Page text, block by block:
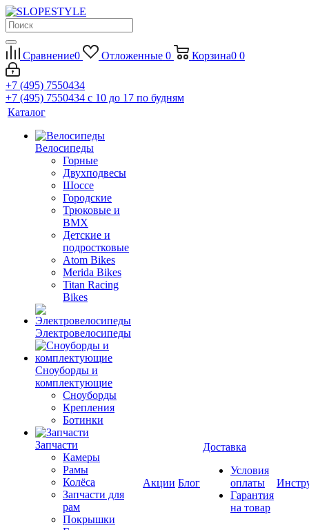
Сравнение0 Отложенные 0 Корзина0 0
+7 (495) 7550434
+7 (495) 7550434 с 10 до 17 по будням
Каталог
Велосипеды
Горные
Двухподвесы
Шоссе
Городские
Трюковые и
BMX
Детские и
подростковые
Atom Bikes
Merida Bikes
Titan Racing
Bikes
Электровелосипеды
Cноуборды и
комплектующие
Сноуборды
Крепления
Ботинки
Запчасти
Камеры
Рамы
Колёса
Запчасти для
рам
Покрышки
Акции Блог
Доставка
Условия
оплаты
Гарантия
на товар